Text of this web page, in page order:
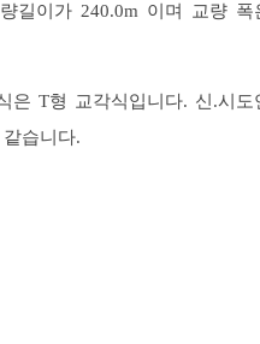
길이가 240.0m 이며 교량 폭
은 T형 교각식입니다. 신.시도
습니다.